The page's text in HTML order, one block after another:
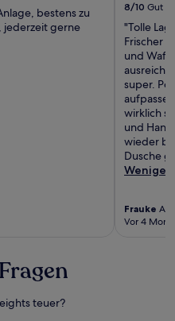
bestens zu
jederzeit gerne
8/10 Gut
"Tolle
Frischer
und
super.
wirklich
und
wieder
Dusche
Weniger
Frauke
Vor 4
teuer?